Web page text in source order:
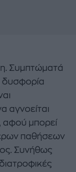
Συμπτώματά
δυσφορία
αγνοείται
αφού μπορεί
παθήσεων
Συνήθως